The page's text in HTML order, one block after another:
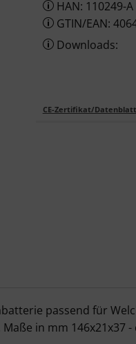
HAN: 110249-A
GTIN/EAN:
Downloads:
CE-Zertifikat/Datenblatt
passend für
Maße in mm 146x21x37